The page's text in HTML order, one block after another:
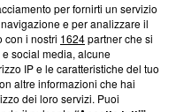
su Blasting
su come ci impegniamo a
la nostra aderenza a
News non è
ha richiesto di farne
per fornirti un servizio
e per analizzare il
con i nostri 1624partner che si
social media, alcune
IP e le caratteristiche del tuo
altre informazioni che hai
dei loro servizi. Puoi